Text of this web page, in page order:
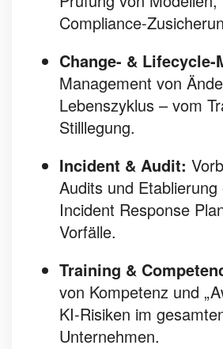
Compliance-
Change- & Lifecycle-
Management von
Lebenszyklus – vom
Stilllegung.
Incident & Audit:
Audits und Etablierung
Incident Response
Vorfälle.
Training &
von Kompetenz und
KI-Risiken im
Unternehmen.